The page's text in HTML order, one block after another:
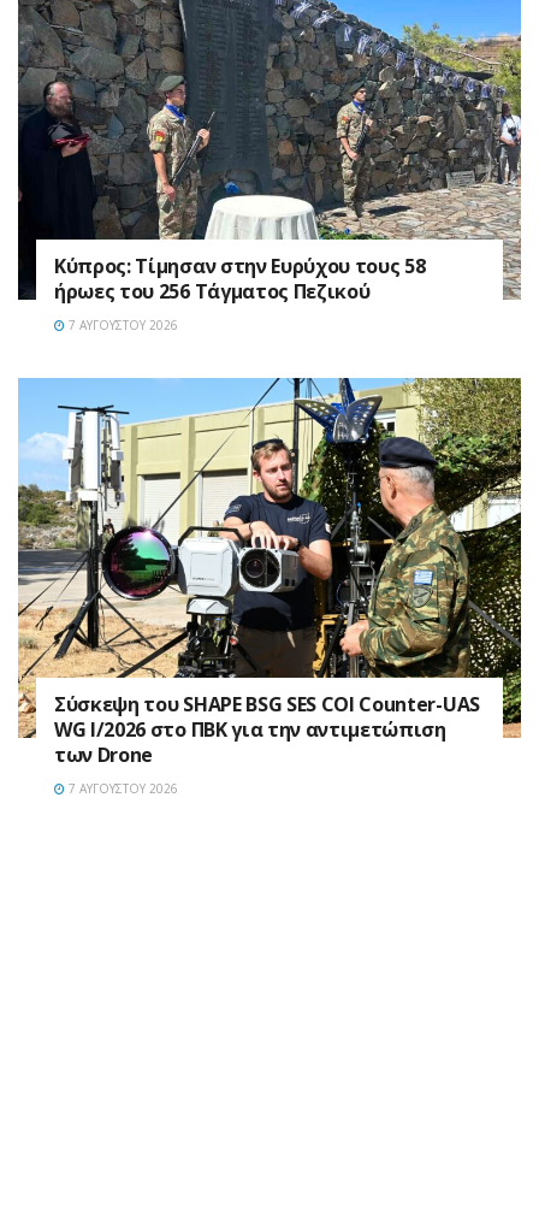
Κύπρος: Τίμησαν στην Ευρύχου τους 58
ήρωες του 256 Τάγματος Πεζικού
7 ΑΥΓΟΎΣΤΟΥ 2026
Σύσκεψη του SHAPE BSG SES COI Counter-UAS
WG I/2026 στο ΠΒΚ για την αντιμετώπιση
των Drone
7 ΑΥΓΟΎΣΤΟΥ 2026